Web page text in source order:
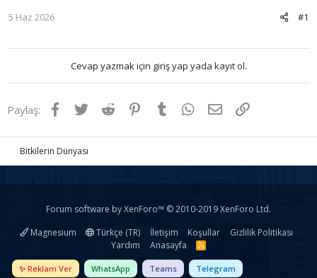
#1
5 Haz 2026
Cevap yazmak için giriş yap yada kayıt ol.
Paylaş: Facebook
TwitterReddit Pinterest
Tumblr WhatsApp
E-postaLink
Bitkilerin Dünyası
Forum software by XenForo™ © 2010-2019 XenForo Ltd.
Magnesium
Türkçe (TR) İletişim Koşullar
Gizlilik Politikası
Yardım
Anasayfa
R
S
S
✨ Reklam Ver WhatsApp Teams Telegram